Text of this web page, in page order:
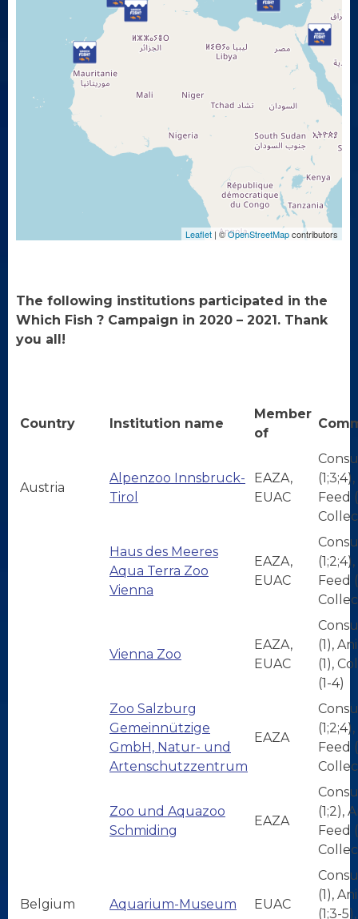
Leaflet | ©OpenStreetMapcontributors
The following institutions participated in the
Which Fish ? Campaign in 2020 – 2021. Thank
you all!
Country Institution name
Member
of
Austria
Alpenzoo Innsbruck-
Tirol
EAZA,
EUAC
Feed
Haus des Meeres
Aqua Terra Zoo
Vienna
EAZA,
EUAC
Feed
Vienna Zoo
EAZA,
EUAC
(1),
(1),
(1-4)
Zoo Salzburg
Gemeinnützige
GmbH, Natur- und
Artenschutzzentrum
EAZA
Feed
Zoo und Aquazoo
Schmiding
EAZA
(1;2),
Feed
Belgium Aquarium-Museum EUAC
(1),
(1;3-5),